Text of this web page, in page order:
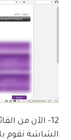
12- الآن من